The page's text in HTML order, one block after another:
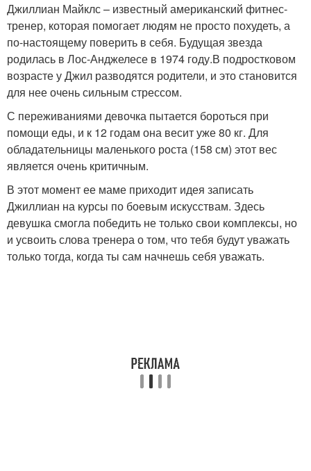
Джиллиан Майклс – известный американский фитнес-
тренер, которая помогает людям не просто похудеть, а
по-настоящему поверить в себя. Будущая звезда
родилась в Лос-Анджелесе в 1974 году.В подростковом
возрасте у Джил разводятся родители, и это становится
для нее очень сильным стрессом.
С переживаниями девочка пытается бороться при
помощи еды, и к 12 годам она весит уже 80 кг. Для
обладательницы маленького роста (158 см) этот вес
является очень критичным.
В этот момент ее маме приходит идея записать
Джиллиан на курсы по боевым искусствам. Здесь
девушка смогла победить не только свои комплексы, но
и усвоить слова тренера о том, что тебя будут уважать
только тогда, когда ты сам начнешь себя уважать.